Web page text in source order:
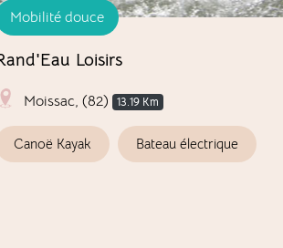
Mobilité douce
Loisirs
Moissac, (82) 13.19 Km
Canoë Kayak Bateau électrique